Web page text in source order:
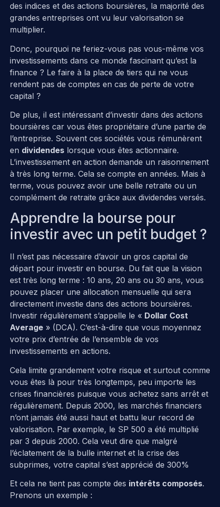
des indices et des actions boursières, la majorité des
grandes entreprises ont vu leur valorisation se
multiplier.
Donc, pourquoi ne feriez-vous pas vous-même vos
investissements dans ce monde fascinant qu’est la
finance ? Le faire à la place de tiers qui ne vous
rendent pas de comptes en cas de perte de votre
capital ?
De plus, il est intéressant d’investir dans des actions
boursières car vous êtes propriétaire d’une partie de
l’entreprise. Souvent ces sociétés vous rémunèrent
en dividendes lorsque vous êtes actionnaire.
L’investissement en action demande un raisonnement
à très long terme. Cela se compte en années. Mais à
terme, vous pouvez avoir une belle retraite ou un
complément de retraite grâce aux dividendes versés.
Apprendre la bourse pour
investir avec un petit budget ?
Il n’est pas nécessaire d’avoir un gros capital de
départ pour investir en bourse. Du fait que la vision
est très long terme : 10 ans, 20 ans ou 30 ans, vous
pouvez placer une allocation mensuelle qui sera
directement investie dans des actions boursières.
Investir régulièrement s’appelle le « Dollar Cost
Average » (DCA). C’est-à-dire que vous moyennez
votre prix d’entrée de l’ensemble de vos
investissements en actions.
Cela limite grandement votre risque et surtout comme
vous êtes là pour très longtemps, peu importe les
crises financières puisque vous achetez sans arrêt et
régulièrement. Depuis 2000, les marchés financiers
n’ont jamais été aussi haut et battu leur record de
valorisation. Par exemple, le SP 500 a été multiplié
par 3 depuis 2000. Cela veut dire que malgré
l’éclatement de la bulle internet et la crise des
subprimes, votre capital s’est apprécié de 300%
Et cela ne tient pas compte des intérêts composés.
Prenons un exemple :